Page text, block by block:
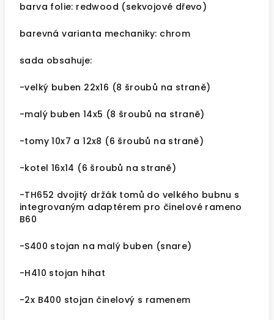
barva folie: redwood (sekvojové dřevo)
barevná varianta mechaniky: chrom
sada obsahuje:
-velký buben 22x16 (8 šroubů na straně)
-malý buben 14x5 (8 šroubů na straně)
-tomy 10x7 a 12x8 (6 šroubů na straně)
-kotel 16x14 (6 šroubů na straně)
-TH652 dvojitý držák tomů do velkého bubnu s
integrovaným adaptérem pro činelové rameno
B60
-S400 stojan na malý buben (snare)
-H410 stojan hihat
-2x B400 stojan činelový s ramenem